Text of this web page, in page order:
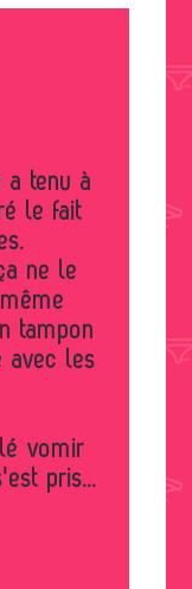
le fait
ne le
tampon
avec les
vomir
pris...